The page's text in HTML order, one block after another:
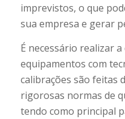
imprevistos, o que
sua empresa e gerar
É necessário realizar
equipamentos com
calibrações são feitas
rigorosas normas de
tendo como principal